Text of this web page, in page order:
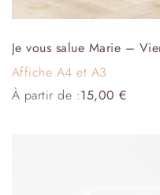
Je vous salue Marie –
Affiche A4 et A3
À partir de :15,00€